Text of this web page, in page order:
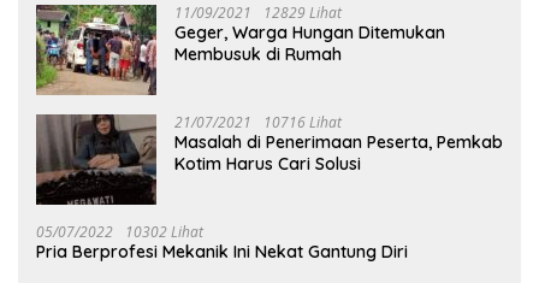
11/09/2021 12829 Lihat
Geger, Warga Hungan Ditemukan
Membusuk di Rumah
21/07/2021 10716 Lihat
Masalah di Penerimaan Peserta, Pemkab
Kotim Harus Cari Solusi
05/07/2022 10302 Lihat
Pria Berprofesi Mekanik Ini Nekat Gantung Diri